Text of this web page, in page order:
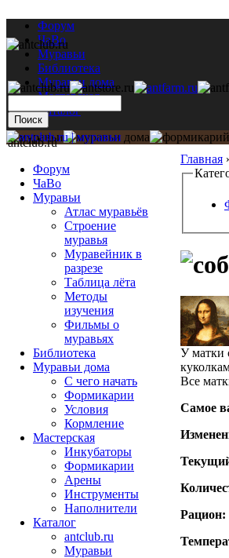
Форум
ЧаВо
Муравьи
Библиотека
Муравьи дома
Мастерская
Каталог
Главная
У матки
Все
Самое
Рацион:
antclub.ru
Форум
ЧаВо
Муравьи
Атлас муравьёв
Строение
муравья
Муравейник в
разрезе
Таблица лёта
Методы
изучения
Фильмы о
муравьях
Библиотека
Муравьи дома
С чего начать
Формикарии
Условия
Кормление
Мастерская
Инкубаторы
Формикарии
Арены
Инструменты
Наполнители
Каталог
antclub.ru
Муравьи